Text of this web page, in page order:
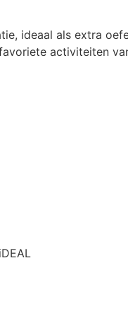
ideaal als extra
activiteiten